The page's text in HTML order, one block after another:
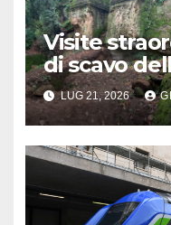
Visite
di scavo
Tomba
necropoli
LUG 21, 2026